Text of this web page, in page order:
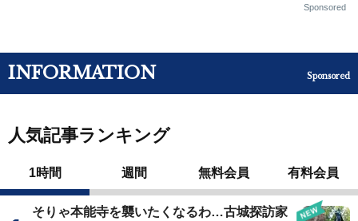
Sponsored
INFORMATION Sponsored
人気記事ランキング
1時間 週間 無料会員 有料会員
そりゃ本能寺を襲いたくなるわ…古城探訪家